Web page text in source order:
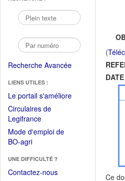
Recherche Avancée
LIENS UTILES :
Le portail s'améliore(Fichier
Circulaires de
Legifrance(Ouvrir
dans
une
fenêtre)
Mode d'emploi de
BO-agri(Ouvrir
une
nouvelle
UNE DIFFICULTÉ ?
Contactez-nous
(
Ce